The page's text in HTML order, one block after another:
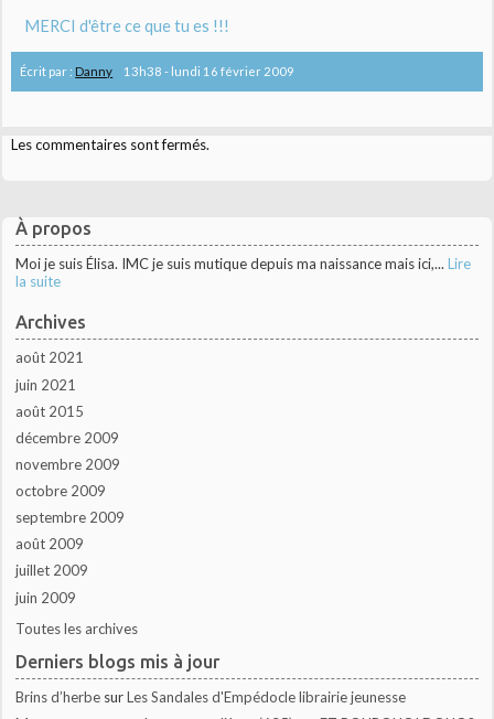
MERCI d'être ce que tu es !!!
Écrit par : Danny 13h38 - lundi 16 février 2009
Les commentaires sont fermés.
À propos
Moi je suis Élisa. IMC je suis mutique depuis ma naissance mais ici,... Lire
la suite
Archives
août 2021
juin 2021
août 2015
décembre 2009
novembre 2009
octobre 2009
septembre 2009
août 2009
juillet 2009
juin 2009
Toutes les archives
Derniers blogs mis à jour
Brins d’herbe surLes Sandales d'Empédocle librairie jeunesse